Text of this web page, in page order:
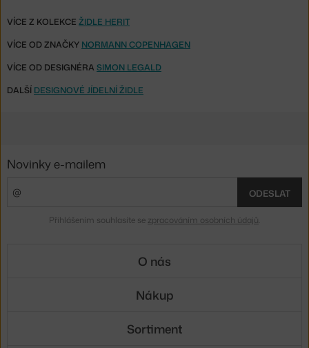
VÍCE Z KOLEKCE ŽIDLE HERIT
VÍCE OD ZNAČKY NORMANN COPENHAGEN
VÍCE OD DESIGNÉRA SIMON LEGALD
DALŠÍ DESIGNOVÉ JÍDELNÍ ŽIDLE
Novinky e-mailem
ODESLAT
Přihlášením souhlasíte se zpracováním osobních údajů
O nás
Nákup
Sortiment